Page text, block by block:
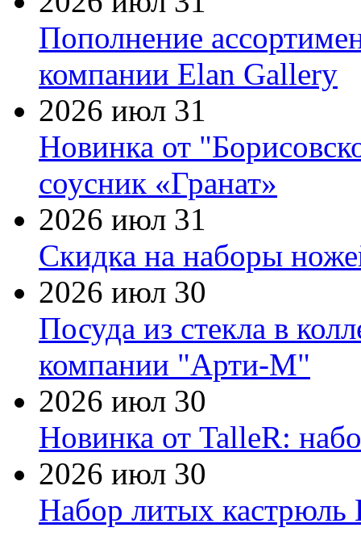
Пополнение
компании Elan Gallery
2026 июл 31
Новинка от
соусник «Гранат»
2026 июл 31
Скидка на наборы
2026 июл 30
Посуда из стекла в
компании "Арти-М"
2026 июл 30
Новинка от TalleR:
2026 июл 30
Набор литых кастрюль